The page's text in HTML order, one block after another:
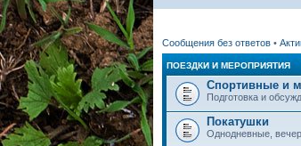
Сообщения без ответов •
ПОЕЗДКИ И МЕРОПРИЯТИЯ
Спортивные и
Подготовка и
Покатушки
Однодневные,